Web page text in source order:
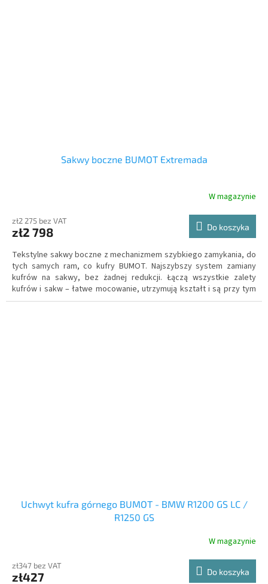
Sakwy boczne BUMOT Extremada
W magazynie
zł2 275 bez VAT
zł2 798 Do koszyka
Tekstylne sakwy boczne z mechanizmem szybkiego zamykania, do
tych samych ram, co kufry BUMOT. Najszybszy system zamiany
kufrów na sakwy, bez żadnej redukcji. Łączą wszystkie zalety
kufrów i sakw – łatwe mocowanie, utrzymują kształt i są przy tym
znacznie lżejsze niż kufry, lepiej nadają się i zapewniają większe
Uchwyt kufra górnego BUMOT - BMW R1200 GS LC /
R1250 GS
W magazynie
zł347 bez VAT
zł427 Do koszyka